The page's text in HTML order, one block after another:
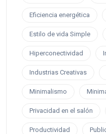
Eficiencia energética
Estilo de vida Simple
Hiperconectividad
Industrias Creativas
Minimalismo
Privacidad en el salón
Productividad